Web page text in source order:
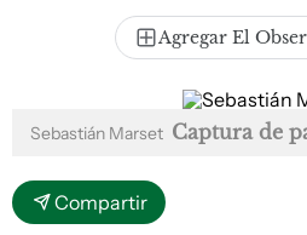
Agregar El
Sebastián Marset Captura de
Compartir